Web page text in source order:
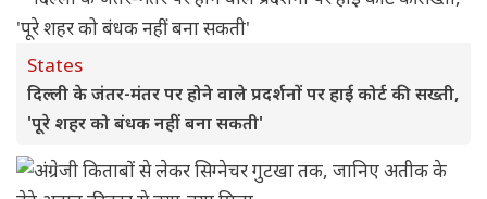
States
दिल्ली के जंतर-मंतर पर होने वाले प्रदर्शनों पर हाई कोर्ट की सख्ती,
'पूरे शहर को बंधक नहीं बना सकती'